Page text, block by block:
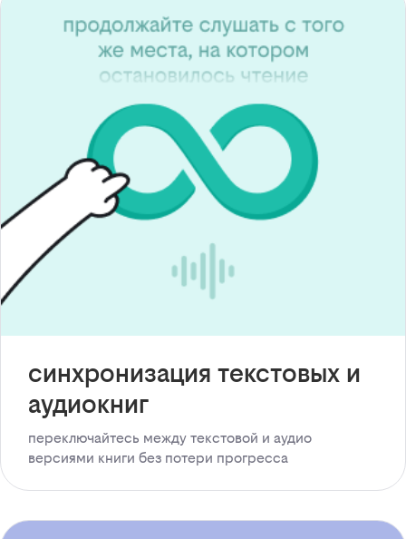
синхронизация текстовых и
аудиокниг
переключайтесь между текстовой и аудио
версиями книги без потери прогресса